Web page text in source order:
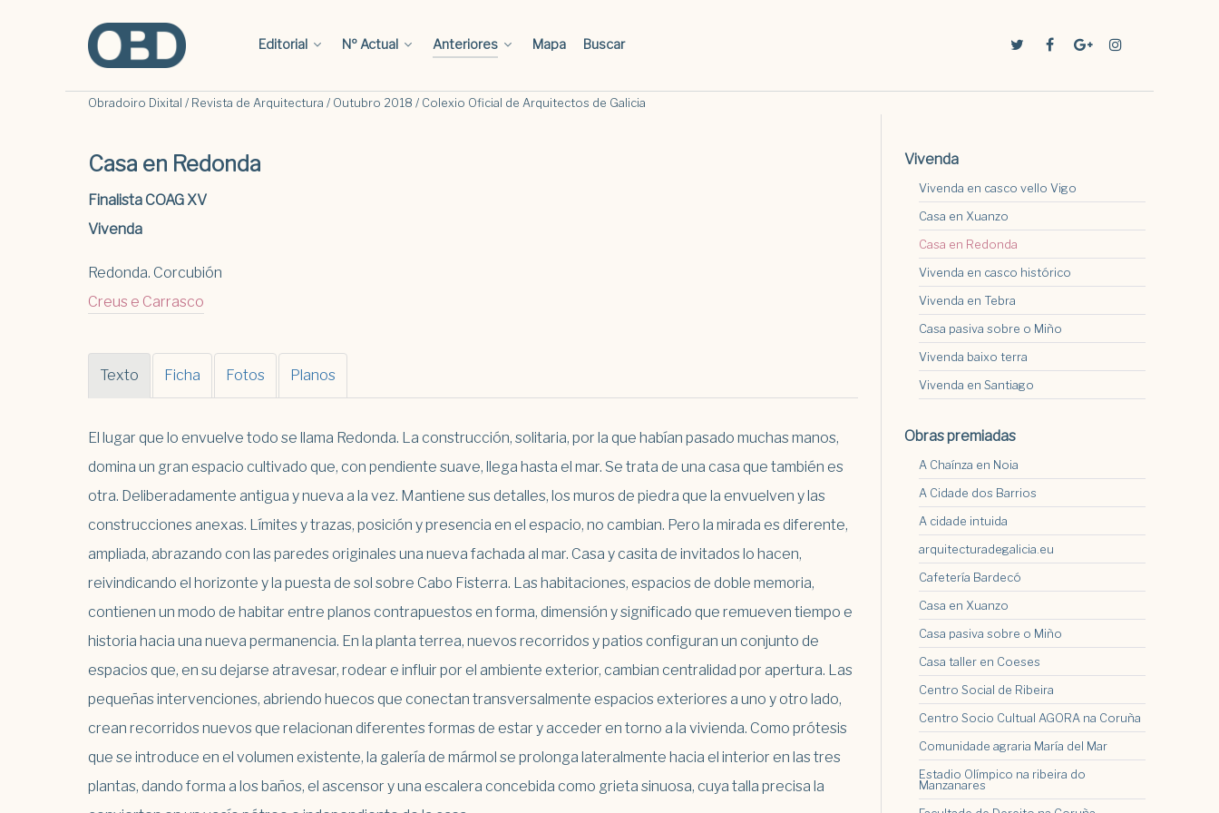
Editorial Nº Actual Anteriores Mapa Buscar
Obradoiro Dixital / Revista de Arquitectura / Outubro 2018 / Colexio Oficial de Arquitectos de Galicia
Casa en Redonda
Finalista COAG XV
Vivenda
Redonda. Corcubión
Creus e Carrasco
Texto Ficha Fotos Planos
El lugar que lo envuelve todo se llama Redonda. La construcción, solitaria, por la que habían pasado muchas manos,
domina un gran espacio cultivado que, con pendiente suave, llega hasta el mar. Se trata de una casa que también es
otra. Deliberadamente antigua y nueva a la vez. Mantiene sus detalles, los muros de piedra que la envuelven y las
construcciones anexas. Límites y trazas, posición y presencia en el espacio, no cambian. Pero la mirada es diferente,
ampliada, abrazando con las paredes originales una nueva fachada al mar. Casa y casita de invitados lo hacen,
reivindicando el horizonte y la puesta de sol sobre Cabo Fisterra. Las habitaciones, espacios de doble memoria,
contienen un modo de habitar entre planos contrapuestos en forma, dimensión y significado que remueven tiempo e
historia hacia una nueva permanencia. En la planta terrea, nuevos recorridos y patios configuran un conjunto de
espacios que, en su dejarse atravesar, rodear e influir por el ambiente exterior, cambian centralidad por apertura. Las
pequeñas intervenciones, abriendo huecos que conectan transversalmente espacios exteriores a uno y otro lado,
crean recorridos nuevos que relacionan diferentes formas de estar y acceder en torno a la vivienda. Como prótesis
que se introduce en el volumen existente, la galería de mármol se prolonga lateralmente hacia el interior en las tres
plantas, dando forma a los baños, el ascensor y una escalera concebida como grieta sinuosa, cuya talla precisa la
Vivenda
Vivenda en casco vello Vigo
Casa en Xuanzo
Casa en Redonda
Vivenda en casco histórico
Vivenda en Tebra
Casa pasiva sobre o Miño
Vivenda baixo terra
Vivenda en Santiago
Obras premiadas
A Chaínza en Noia
A Cidade dos Barrios
A cidade intuida
arquitecturadegalicia.eu
Cafetería Bardecó
Casa en Xuanzo
Casa pasiva sobre o Miño
Casa taller en Coeses
Centro Social de Ribeira
Centro Socio Cultual AGORA na Coruña
Comunidade agraria María del Mar
Estadio Olímpico na ribeira do
Manzanares